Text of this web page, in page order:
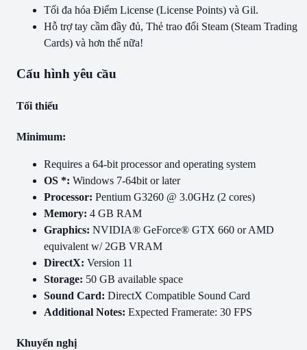
Tối đa hóa Điểm License (License Points) và Gil.
Hỗ trợ tay cầm đầy đủ, Thẻ trao đổi Steam (Steam Trading
Cards) và hơn thế nữa!
Cấu hình yêu cầu
Tối thiểu
Minimum:
Requires a 64-bit processor and operating system
OS *: Windows 7-64bit or later
Processor: Pentium G3260 @ 3.0GHz (2 cores)
Memory: 4 GB RAM
Graphics: NVIDIA® GeForce® GTX 660 or AMD
equivalent w/ 2GB VRAM
DirectX: Version 11
Storage: 50 GB available space
Sound Card: DirectX Compatible Sound Card
Additional Notes: Expected Framerate: 30 FPS
Khuyến nghị